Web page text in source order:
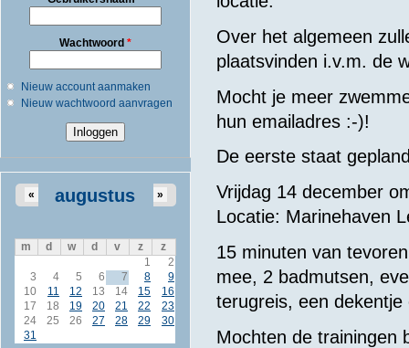
Wachtwoord *
Nieuw account aanmaken
Nieuw wachtwoord aanvragen
augustus
« »
m d w d v z
z
1
2
3
4 5 6 7 8
9
10
11 12 13 14 15
16
17
18 19 20 21 22
23
24
25 26 27 28 29
30
31
Over het algemeen
plaatsvinden i.v.m. de
Mocht je meer
hun emailadres :-)!
De eerste staat
Vrijdag 14 december
Locatie: Marinehaven
15 minuten van
mee, 2 badmutsen,
terugreis, een
Mochten de trainingen